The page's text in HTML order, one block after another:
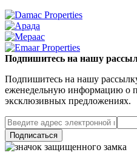
Подпишитесь на нашу
Подпишитесь на нашу
еженедельную информацию о
эксклюзивных предложениях.
Подписаться